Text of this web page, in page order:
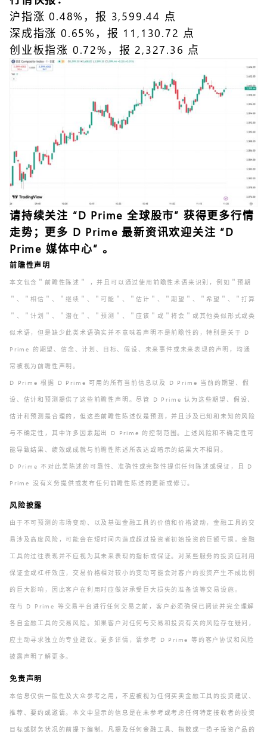
沪指涨 0.48%，报 3,599.44 点
深成指涨 0.65%，报 11,130.72 点
创业板指涨 0.72%，报 2,327.36 点
请持续关注 “D Prime 全球股市” 获得更多行情
走势；更多 D Prime 最新资讯欢迎关注 “D
Prime 媒体中心” 。
前瞻性声明
本文包含＂前瞻性陈述＂ ，并且可以通过使用前瞻性术语来识别，例如＂预期
＂、＂相信＂、＂继续＂、＂可能＂、＂估计＂、＂期望＂、＂希望＂、＂打算
＂、＂计划＂、＂潜在＂、＂预测＂、＂应该＂或＂将会＂或其他类似形式或类
似术语，但是缺少此类术语确实并不意味着声明不是前瞻性的，特别是关于 D
Prime 的期望、信念、计划、目标、假设、未来事件或未来表现的声明，均通
常被视为前瞻性声明。
D Prime 根据 D Prime 可用的所有当前信息以及 D Prime 当前的期望、假
设、估计和预测提供了这些前瞻性声明。尽管 D Prime 认为这些期望、假设、
估计和预测是合理的，但这些前瞻性陈述仅是预测，并且涉及已知和未知的风险
与不确定性，其中许多因素超出 D Prime 的控制范围。上述风险和不确定性可
能导致结果、绩效或成就与前瞻性陈述所表达或暗示的结果大不相同。
D Prime 不对此类陈述的可靠性、准确性或完整性提供任何陈述或保证，且 D
Prime 没有义务提供或发布任何前瞻性陈述的更新或修订。
风险披露
由于不可预测的市场变动、以及基础金融工具的价值和价格波动，金融工具的交
易涉及高度风险，可能会在短时间内造成超过投资者初始投资的巨额亏损。金融
工具的过往表现并不应视为其未来表现的指标或保证。对某些服务的投资应利用
保证金或杠杆效应，交易价格相对较小的变动可能会对客户的投资产生不成比例
的巨大影响，因此客户在利用时应做好承受巨大损失的准备该等交易设施。
在与 D Prime 等交易平台进行任何交易之前，客户必须确保已阅读并完全理解
各自金融工具的交易风险。如果客户对任何与交易和投资有关的风险存在疑问，
应主动寻求独立的专业建议。更多详情，请参考 D Prime 等的客户协议和风险
披露声明了解更多。
免责声明
本信息仅供一般性及大众参考之用，不应被视为任何买卖金融工具的投资建议、
推荐、要约或邀请。本文中显示的信息是在未参考或考虑任何特定接收者的投资
目标或财务状况的前提下编制。凡提及任何金融工具、指数或一揽子投资产品的